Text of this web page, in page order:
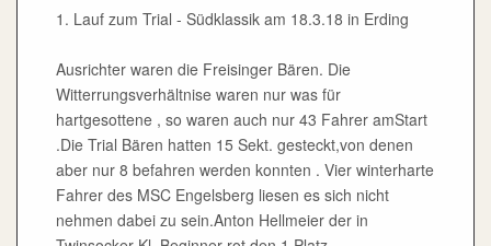
1. Lauf zum Trial - Südklassik am 18.3.18 in Erding
Ausrichter waren die Freisinger Bären. Die
Witterrungsverhältnise waren nur was für
hartgesottene , so waren auch nur 43 Fahrer amStart
.Die Trial Bären hatten 15 Sekt. gesteckt,von denen
aber nur 8 befahren werden konnten . Vier winterharte
Fahrer des MSC Engelsberg liesen es sich nicht
nehmen dabei zu sein.Anton Hellmeier der in